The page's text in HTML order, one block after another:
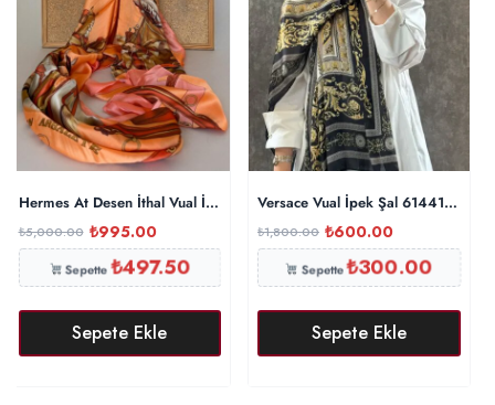
Hermes At Desen İthal Vual İpek Şal 014461 – Oranj
₺5,000.00 ₺995.00
Sepette₺497.50
Sepete Ekle
Versace Vual İpek Şal 614412 –
₺1,800.00 ₺600.00
Sepette₺300.00
Sepete Ekle